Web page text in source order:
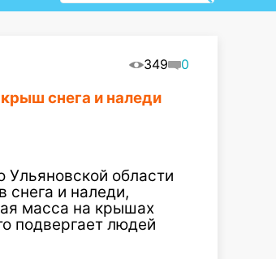
349 0
снега и наледи
области
и наледи,
масса на крышах
подвергает людей